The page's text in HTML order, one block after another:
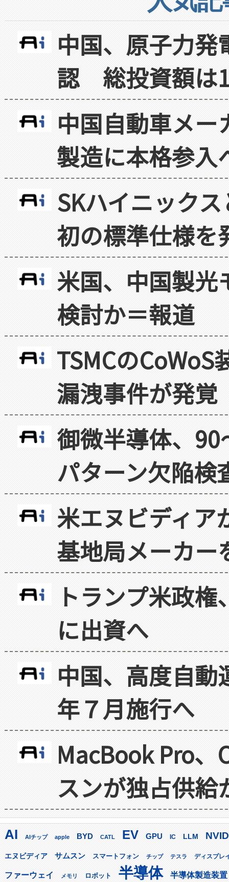
中国、原子力
認 総投資額は
中国自動車メ
製造に本格参入
SKハイニック
初の標準仕様を
米国、中国製光
検討か＝報道
TSMCの
漏洩事件が発覚
御微半導体、
パターン欠陥検
米エヌビディア
基地局メーカー
トランプ米政
に出資へ
中国、高度自
年７月施行へ
MacBook Pro
スンが独占供給
AI AIチップ apple BYD CATL EV GPU IC LLM
エヌビディア サムスン スマートフォン チップ テスラ ディスプレ
ファーウェイ メモリ ロボット 半導体 半導体製造装置